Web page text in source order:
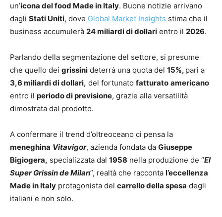
un’icona del food Made in Italy. Buone notizie arrivano
dagli Stati Uniti, dove Global Market Insights stima che il
business accumulerà 24 miliardi di dollari entro il 2026.
Parlando della segmentazione del settore, si presume
che quello dei grissini deterrà una quota del 15%, pari a
3,6 miliardi di dollari, del fortunato fatturato americano
entro il periodo di previsione, grazie alla versatilità
dimostrata dal prodotto.
A confermare il trend d’oltreoceano ci pensa la
meneghina Vitavigor, azienda fondata da Giuseppe
Bigiogera, specializzata dal 1958 nella produzione de “El
Super Grissin de Milan”, realtà che racconta l’eccellenza
Made in Italy protagonista del carrello della spesa degli
italiani e non solo.